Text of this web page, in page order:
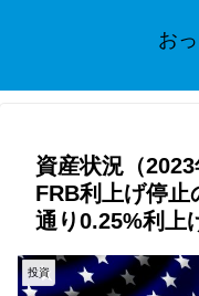
お
資産状況（
FRB利上げ停止
通り0.25%利
投資